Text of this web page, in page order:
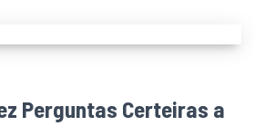
Perguntas Certeiras a